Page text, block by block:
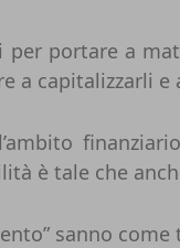
portare a
a capitalizzarli
è tale che
sanno